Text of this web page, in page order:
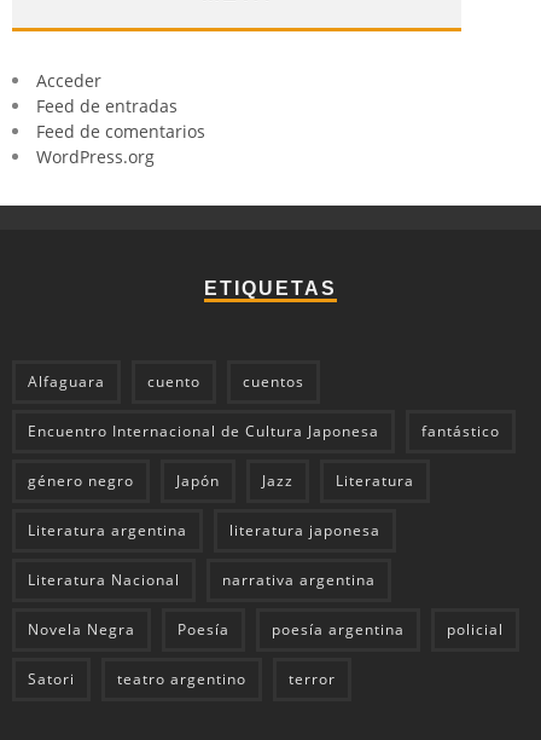
Acceder
Feed de entradas
Feed de comentarios
WordPress.org
ETIQUETAS
Alfaguara cuento cuentos
Encuentro Internacional de Cultura Japonesa fantástico
género negro Japón Jazz Literatura
Literatura argentina literatura japonesa
Literatura Nacional narrativa argentina
Novela Negra Poesía poesía argentina policial
Satori teatro argentino terror